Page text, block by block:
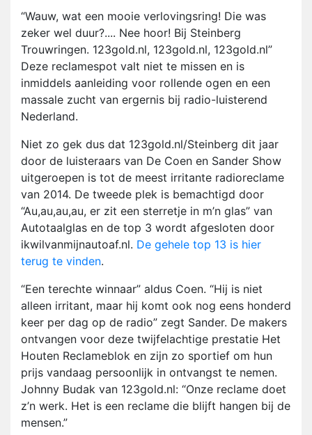
“Wauw, wat een mooie verlovingsring! Die was
zeker wel duur?.... Nee hoor! Bij Steinberg
Trouwringen. 123gold.nl, 123gold.nl, 123gold.nl”
Deze reclamespot valt niet te missen en is
inmiddels aanleiding voor rollende ogen en een
massale zucht van ergernis bij radio-luisterend
Nederland.
Niet zo gek dus dat 123gold.nl/Steinberg dit jaar
door de luisteraars van De Coen en Sander Show
uitgeroepen is tot de meest irritante radioreclame
van 2014. De tweede plek is bemachtigd door
“Au,au,au,au, er zit een sterretje in m’n glas” van
Autotaalglas en de top 3 wordt afgesloten door
ikwilvanmijnautoaf.nl. De gehele top 13 is hier
terug te vinden.
“Een terechte winnaar” aldus Coen. “Hij is niet
alleen irritant, maar hij komt ook nog eens honderd
keer per dag op de radio” zegt Sander. De makers
ontvangen voor deze twijfelachtige prestatie Het
Houten Reclameblok en zijn zo sportief om hun
prijs vandaag persoonlijk in ontvangst te nemen.
Johnny Budak van 123gold.nl: “Onze reclame doet
z’n werk. Het is een reclame die blijft hangen bij de
mensen.”